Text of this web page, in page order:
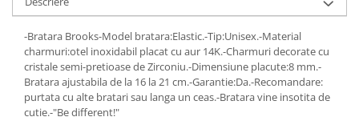
-Bratara Brooks-Model bratara:Elastic.-Tip:Unisex.-Material
charmuri:otel inoxidabil placat cu aur 14K.-Charmuri decorate cu
cristale semi-pretioase de Zirconiu.-Dimensiune placute:8 mm.-
Bratara ajustabila de la 16 la 21 cm.-Garantie:Da.-Recomandare:
purtata cu alte bratari sau langa un ceas.-Bratara vine insotita de
cutie.-"Be different!"